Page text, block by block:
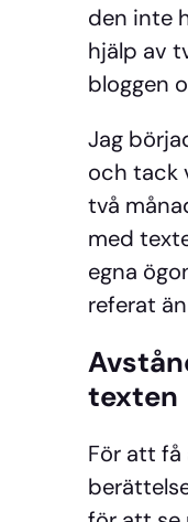
den inte
hjälp av
bloggen
Jag
och tack
två
med
egna
referat
texten
För att få